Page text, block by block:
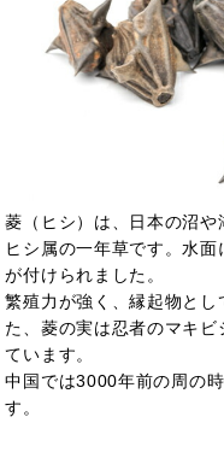
菱（ヒシ）は、日本の沼
ヒシ属の一年草です。水
が付けられました。
繁殖力が強く、縁起物とし
た、菱の実は忍者のマキ
ています。
中国では3000年前の周の
す。